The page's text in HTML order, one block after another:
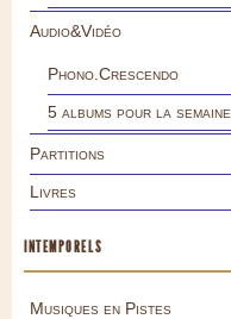
Audio&Vidéo
Phono.Crescendo
5 albums pour la semaine
Partitions
Livres
INTEMPORELS
Musiques en Pistes